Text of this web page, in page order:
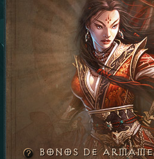
BONOS DE